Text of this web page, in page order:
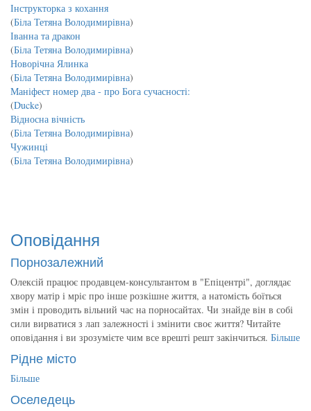
Інструкторка з кохання
(Біла Тетяна Володимирівна)
Іванна та дракон
(Біла Тетяна Володимирівна)
Новорічна Ялинка
(Біла Тетяна Володимирівна)
Маніфест номер два - про Бога сучасності:
(Ducke)
Відносна вічність
(Біла Тетяна Володимирівна)
Чужинці
(Біла Тетяна Володимирівна)
Оповідання
Порнозалежний
Олексій працює продавцем-консультантом в "Епіцентрі", доглядає
хвору матір і мріє про інше розкішне життя, а натомість боїться
змін і проводить вільний час на порносайтах. Чи знайде він в собі
сили вирватися з лап залежності і змінити своє життя? Читайте
оповідання і ви зрозумієте чим все врешті решт закінчиться. Більше
Рідне місто
Більше
Оселедець